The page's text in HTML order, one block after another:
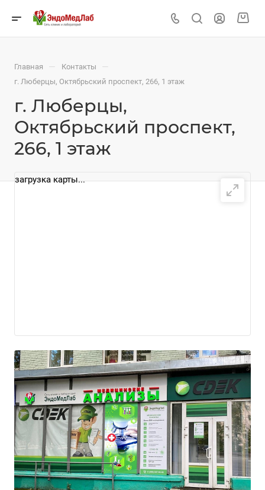
Главная — Контакты —
г. Люберцы, Октябрьский проспект, 266, 1 этаж
г. Люберцы,
Октябрьский проспект,
266, 1 этаж
загрузка карты...